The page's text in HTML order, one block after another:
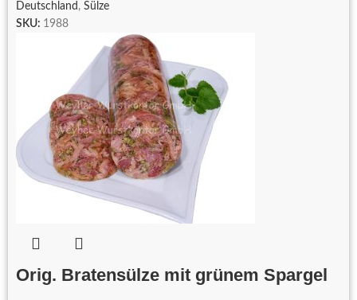
Deutschland , Sülze
SKU: 1988
Orig. Bratensülze mit grünem Spargel